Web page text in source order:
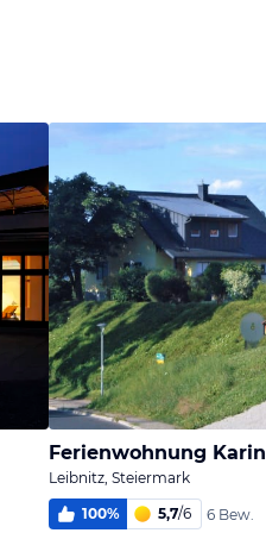
Ferienwohnung Karin
Leibnitz, Steiermark
100% 5,7/6 6 Bew.